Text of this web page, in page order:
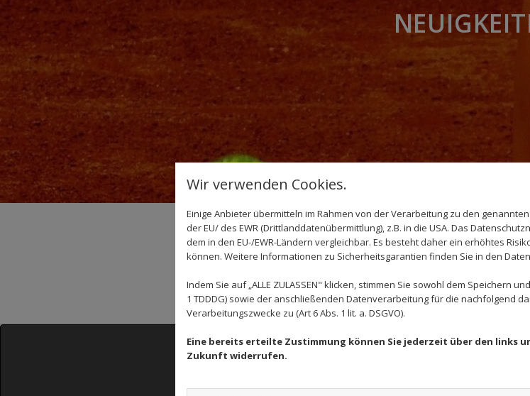
Wir verwenden Cookies.
Einige Anbieter übermitteln im Rahmen von der Verarbeitung zu den
der EU/ des EWR (Drittlanddatenübermittlung), z.B. in die USA. Das
dem in den EU-/EWR-Ländern vergleichbar. Es besteht daher ein erhöhtes
können. Weitere Informationen zu Sicherheitsgarantien finden Sie in den
Indem Sie auf „ALLE ZULASSEN" klicken, stimmen Sie sowohl dem Speichern
1 TDDDG) sowie der anschließenden Datenverarbeitung für die nachfolgend
Verarbeitungszwecke zu (Art 6 Abs. 1 lit. a. DSGVO).
Eine bereits erteilte Zustimmung können Sie jederzeit über den links
Zukunft widerrufen.